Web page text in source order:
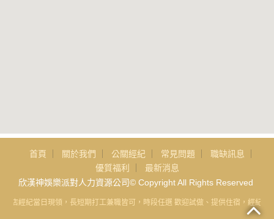
首頁 關於我們 公關經紀 常見問題
職缺訊息
優質福利
最新消息
欣漢神娛樂派對人力資源公司© Copyright All Rights Reserved
店經紀當日現領，長短期打工兼職皆可，時段任選 歡迎試做、提供住宿，經紀